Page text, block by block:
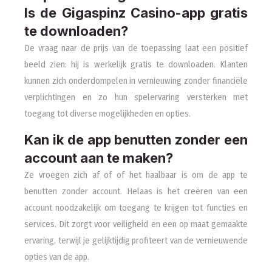
Is de Gigaspinz Casino-app gratis
te downloaden?
De vraag naar de prijs van de toepassing laat een positief
beeld zien: hij is werkelijk gratis te downloaden. Klanten
kunnen zich onderdompelen in vernieuwing zonder financiële
verplichtingen en zo hun spelervaring versterken met
toegang tot diverse mogelijkheden en opties.
Kan ik de app benutten zonder een
account aan te maken?
Ze vroegen zich af of of het haalbaar is om de app te
benutten zonder account. Helaas is het creëren van een
account noodzakelijk om toegang te krijgen tot functies en
services. Dit zorgt voor veiligheid en een op maat gemaakte
ervaring, terwijl je gelijktijdig profiteert van de vernieuwende
opties van de app.